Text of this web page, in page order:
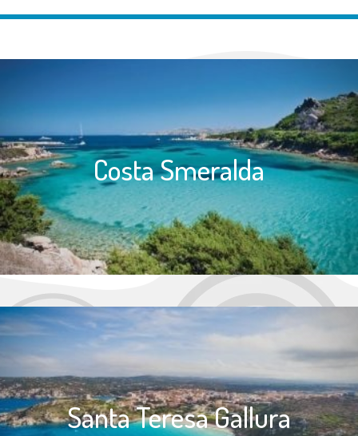
Costa Smeralda
Santa Teresa Gallura